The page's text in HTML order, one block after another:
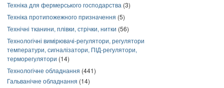
Техніка для фермерського господарства (3)
Техніка протипожежного призначення (5)
Технічні тканини, плівки, стрічки, нитки (56)
Технологічні вимірювачі-регулятори, регулятори
температури, сигналізатори, ПІД-регулятори,
терморегулятори (14)
Технологічне обладнання (441)
Гальванічне обладнання (14)